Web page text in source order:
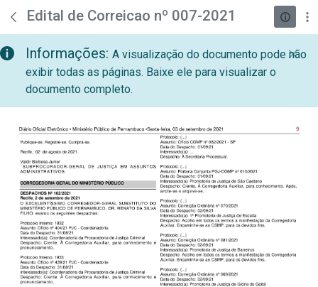
Pular para o Conteúdo principal
teste descricao
Edital de Correicao nº 007-2021
Informações: A visualização do documento pode não
exibir todas as páginas. Baixe ele para visualizar o
documento completo.